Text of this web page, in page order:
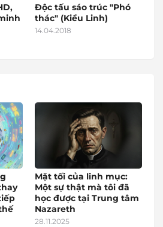
Độc tấu sáo trúc "Phó
thác" (Kiều Linh)
14.04.2018
Mặt tối của linh mục:
Một sự thật mà tôi đã
học được tại Trung tâm
Nazareth
28.11.2025